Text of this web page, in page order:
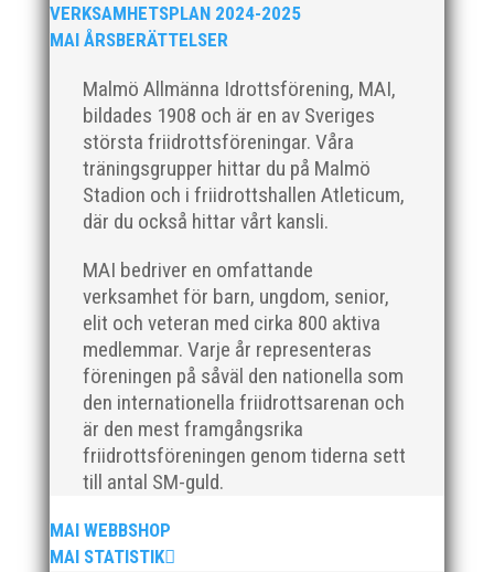
VERKSAMHETSPLAN 2024-2025
MAI ÅRSBERÄTTELSER
Malmö Allmänna Idrottsförening, MAI,
bildades 1908 och är en av Sveriges
största friidrottsföreningar. Våra
träningsgrupper hittar du på Malmö
Stadion och i friidrottshallen Atleticum,
där du också hittar vårt kansli.
MAI bedriver en omfattande
verksamhet för barn, ungdom, senior,
elit och veteran med cirka 800 aktiva
medlemmar. Varje år representeras
föreningen på såväl den nationella som
den internationella friidrottsarenan och
är den mest framgångsrika
friidrottsföreningen genom tiderna sett
till antal SM-guld.
MAI WEBBSHOP
MAI STATISTIK
Klubbchef – Malmö Allmänna Idrottsförening (MAI)
Vill du vara med och skapa glädje, gemenskap och
utveckling i en av Sveriges största
friidrottsföreningar? Malmö Allmänna Idrottsförening
relationsbyggande och affärsinriktad...
För mig har Lasse betytt oerhört mycket på flera
plan. På 80- och 90-talet, då jag själv var aktiv, var